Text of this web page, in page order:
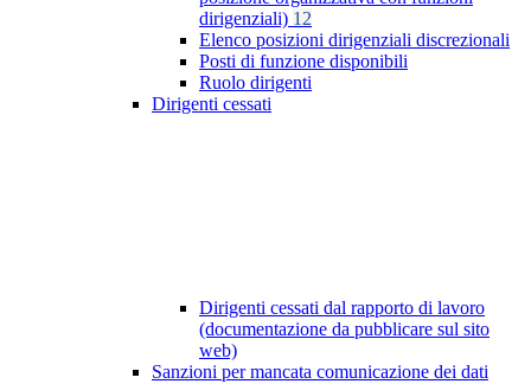
dirigenziali) 12
Elenco posizioni dirigenziali discrezionali
Posti di funzione disponibili
Ruolo dirigenti
Dirigenti cessati
Dirigenti cessati dal rapporto di lavoro
(documentazione da pubblicare sul sito
web)
Sanzioni per mancata comunicazione dei dati